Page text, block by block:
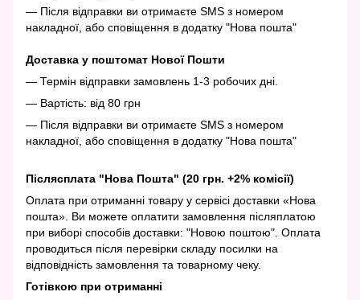
— Після відправки ви отримаєте SMS з номером
накладної, або сповіщення в додатку "Нова пошта"
Доставка у поштомат Нової Пошти
— Термін відправки замовлень 1-3 робочих дні.
— Вартість: від 80 грн
— Після відправки ви отримаєте SMS з номером
накладної, або сповіщення в додатку "Нова пошта"
Післясплата "Нова Пошта" (20 грн. +2% комісії)
Оплата при отриманні товару у сервісі доставки «Нова
пошта». Ви можете оплатити замовлення післяплатою
при виборі способів доставки: "Новою поштою". Оплата
проводиться після перевірки складу посилки на
відповідність замовлення та товарному чеку.
Готівкою при отриманні